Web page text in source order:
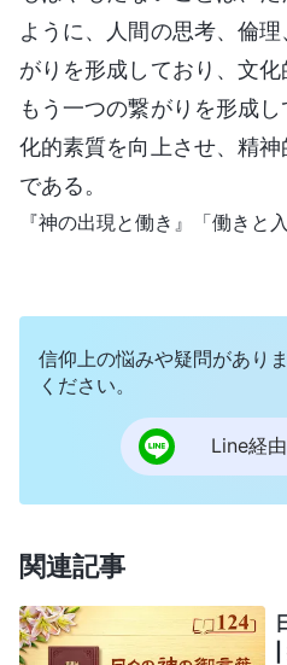
ように、人間の思考、倫
がりを形成しており、文
もう一つの繋がりを形成
化的素質を向上させ、精
である。
『神の出現と働き』「働きと
信仰上の悩みや疑問があり
ください。
Line経
関連記事